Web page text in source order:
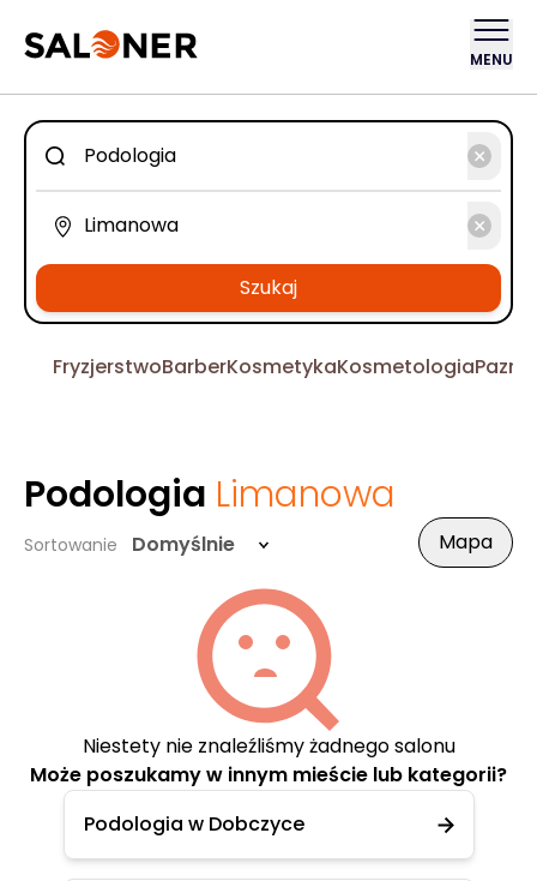
MENU
Szukaj
FryzjerstwoBarberKosmetykaKosmetologia
Podologia Limanowa
Sortowanie Domyślnie Mapa
Niestety nie znaleźliśmy żadnego salonu
Może poszukamy w innym mieście lub kategorii?
Podologia w Dobczyce